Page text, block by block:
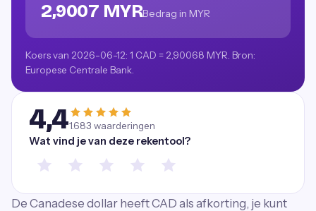
2,9007 MYRBedrag in MYR
Koers van 2026-06-12: 1 CAD = 2,90068 MYR. Bron:
Europese Centrale Bank.
4,41.683 waarderingen
Wat vind je van deze rekentool?
De Canadese dollar heeft CAD als afkorting, je kunt